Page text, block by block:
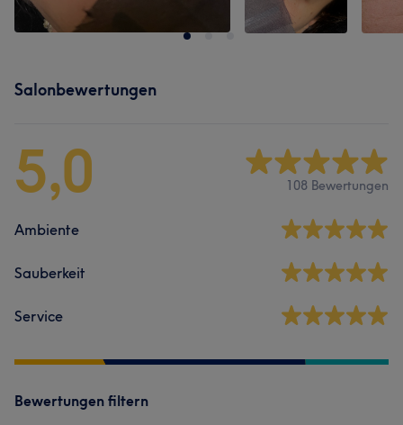
Salonbewertungen
5,0 108 Bewertungen
Ambiente
Sauberkeit
Service
Bewertungen filtern